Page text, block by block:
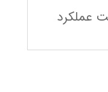
عملكرد